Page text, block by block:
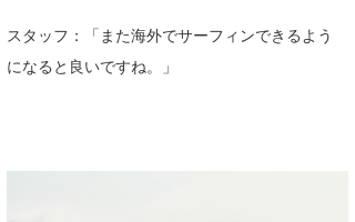
スタッフ：「また海外でサーフィンできるよう
になると良いですね。」